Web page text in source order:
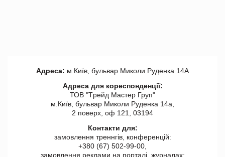
Адреса: м.Київ, бульвар Миколи Руденка 14А
Адреса для кореспонденції:
ТОВ "Tрейд Мастер Груп"
м.Київ, бульвар Миколи Руденка 14а,
2 поверх, оф 121, 03194
Контакти для:
замовлення треннгів, конференцій:
+380 (67) 502-99-00,
замовлення реклами на порталі, журналах: